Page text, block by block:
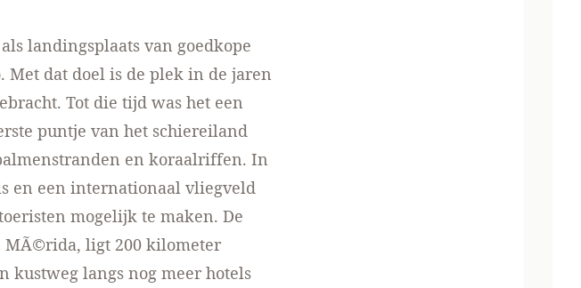
landingsplaats van goedkope
dat doel is de plek in de jaren
Tot die tijd was het een
puntje van het schiereiland
en koraalriffen. In
en een internationaal vliegveld
mogelijk te maken. De
MÃ©rida, ligt 200 kilometer
langs nog meer hotels